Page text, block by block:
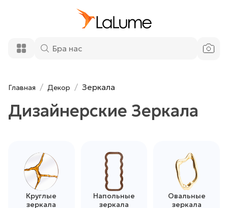
Главная Декор Зеркала
Дизайнерские Зеркала
Круглые
зеркала
Напольные
зеркала
Овальные
зеркала